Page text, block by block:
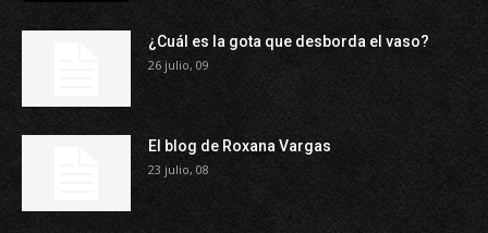
¿Cuál es la gota que desborda el vaso?
26 julio, 09
El blog de Roxana Vargas
23 julio, 08